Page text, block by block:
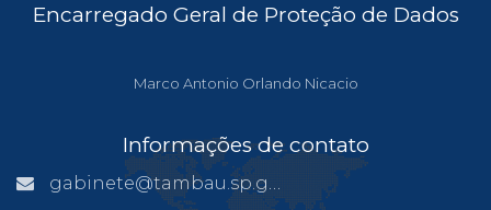
Encarregado Geral de Proteção de Dados
Marco Antonio Orlando Nicacio
Informações de contato
gabinete@tambau.sp.gov.br